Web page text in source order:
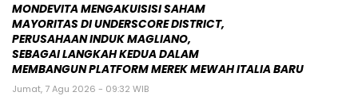
MONDEVITA MENGAKUISISI SAHAM
MAYORITAS DI UNDERSCORE DISTRICT,
PERUSAHAAN INDUK MAGLIANO,
SEBAGAI LANGKAH KEDUA DALAM
MEMBANGUN PLATFORM MEREK MEWAH ITALIA BARU
Jumat, 7 Agu 2026 - 09:32 WIB